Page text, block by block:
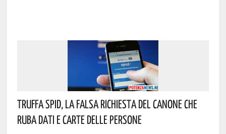
Truffa Spid, La Falsa Richiesta Del Canone Che
Ruba Dati E Carte Delle Persone